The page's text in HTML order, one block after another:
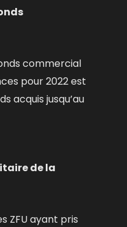
commercial
pour 2022 est
acquis jusqu’au
de la
ZFU ayant pris